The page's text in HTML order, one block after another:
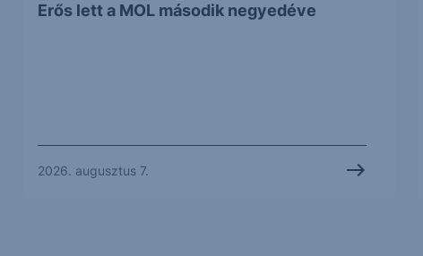
Erős lett a MOL második negyedéve
2026. augusztus 7.